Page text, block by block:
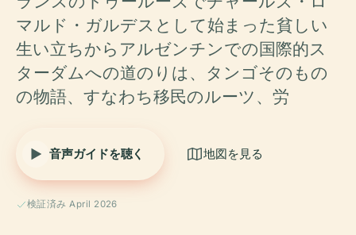
マルド・ガルデスとして始まった貧しい
生い立ちからアルゼンチンでの国際的ス
ターダムへの道のりは、タンゴそのもの
の物語、すなわち移民のルーツ、労
音声ガイドを聴く 地図を見る
検証済み April 2026